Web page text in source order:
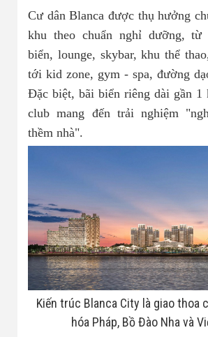
Cư dân Blanca được thụ hưởng
khu theo chuẩn nghỉ dưỡng,
biển, lounge, skybar, khu thể
tới kid zone, gym - spa, đường
Đặc biệt, bãi biển riêng dài gần 1
club mang đến trải nghiệm
thềm nhà".
Kiến trúc Blanca City là giao thoa
hóa Pháp, Bồ Đào Nha và